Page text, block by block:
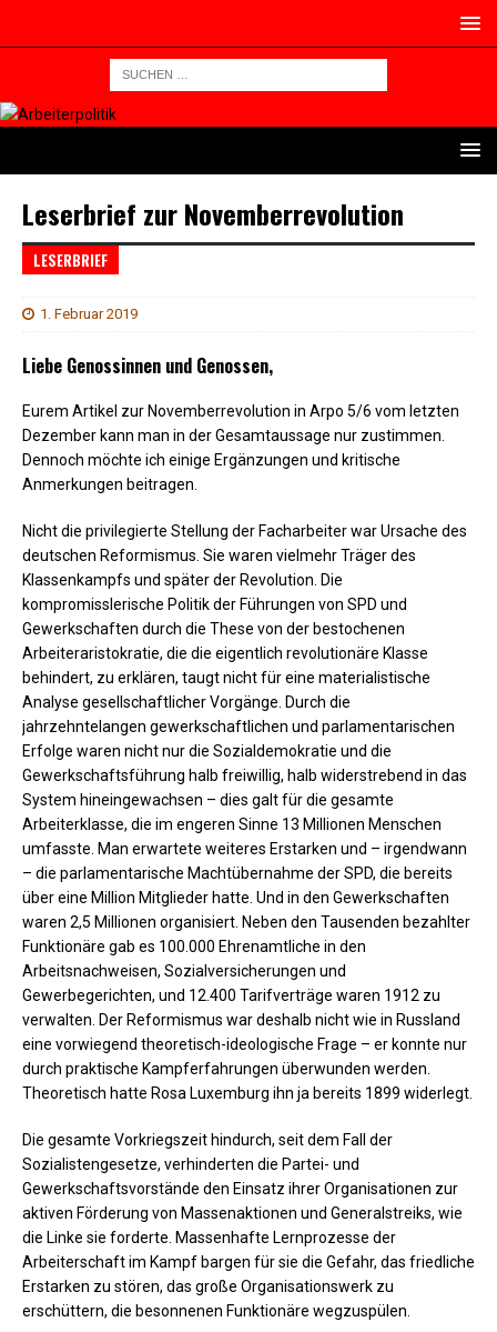
Leserbrief zur Novemberrevolution
LESERBRIEF
1. Februar 2019
Liebe Genossinnen und Genossen,
Eurem Artikel zur Novemberrevolution in Arpo 5/6 vom letzten
Dezember kann man in der Gesamtaussage nur zustimmen.
Dennoch möchte ich einige Ergänzungen und kritische
Anmerkungen beitragen.
Nicht die privilegierte Stellung der Facharbeiter war Ursache des
deutschen Reformismus. Sie waren vielmehr Träger des
Klassenkampfs und später der Revolution. Die
kompromisslerische Politik der Führungen von SPD und
Gewerkschaften durch die These von der bestochenen
Arbeiteraristokratie, die die eigentlich revolutionäre Klasse
behindert, zu erklären, taugt nicht für eine materialistische
Analyse gesellschaftlicher Vorgänge. Durch die
jahrzehntelangen gewerkschaftlichen und parlamentarischen
Erfolge waren nicht nur die Sozialdemokratie und die
Gewerkschaftsführung halb freiwillig, halb widerstrebend in das
System hineingewachsen – dies galt für die gesamte
Arbeiterklasse, die im engeren Sinne 13 Millionen Menschen
umfasste. Man erwartete weiteres Erstarken und – irgendwann
– die parlamentarische Machtübernahme der SPD, die bereits
über eine Million Mitglieder hatte. Und in den Gewerkschaften
waren 2,5 Millionen organisiert. Neben den Tausenden bezahlter
Funktionäre gab es 100.000 Ehrenamtliche in den
Arbeitsnachweisen, Sozialversicherungen und
Gewerbegerichten, und 12.400 Tarifverträge waren 1912 zu
verwalten. Der Reformismus war deshalb nicht wie in Russland
eine vorwiegend theoretisch-ideologische Frage – er konnte nur
durch praktische Kampferfahrungen überwunden werden.
Theoretisch hatte Rosa Luxemburg ihn ja bereits 1899 widerlegt.
Die gesamte Vorkriegszeit hindurch, seit dem Fall der
Sozialistengesetze, verhinderten die Partei- und
Gewerkschaftsvorstände den Einsatz ihrer Organisationen zur
aktiven Förderung von Massenaktionen und Generalstreiks, wie
die Linke sie forderte. Massenhafte Lernprozesse der
Arbeiterschaft im Kampf bargen für sie die Gefahr, das friedliche
Erstarken zu stören, das große Organisationswerk zu
erschüttern, die besonnenen Funktionäre wegzuspülen.